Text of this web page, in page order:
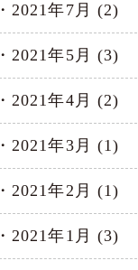
2021年7月 (2)
2021年5月 (3)
2021年4月 (2)
2021年3月 (1)
2021年2月 (1)
2021年1月 (3)